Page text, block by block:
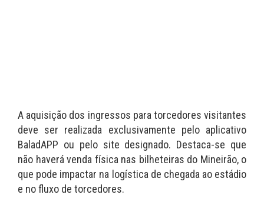
A aquisição dos ingressos para torcedores visitantes
deve ser realizada exclusivamente pelo aplicativo
BaladAPP ou pelo site designado. Destaca-se que
não haverá venda física nas bilheteiras do Mineirão, o
que pode impactar na logística de chegada ao estádio
e no fluxo de torcedores.